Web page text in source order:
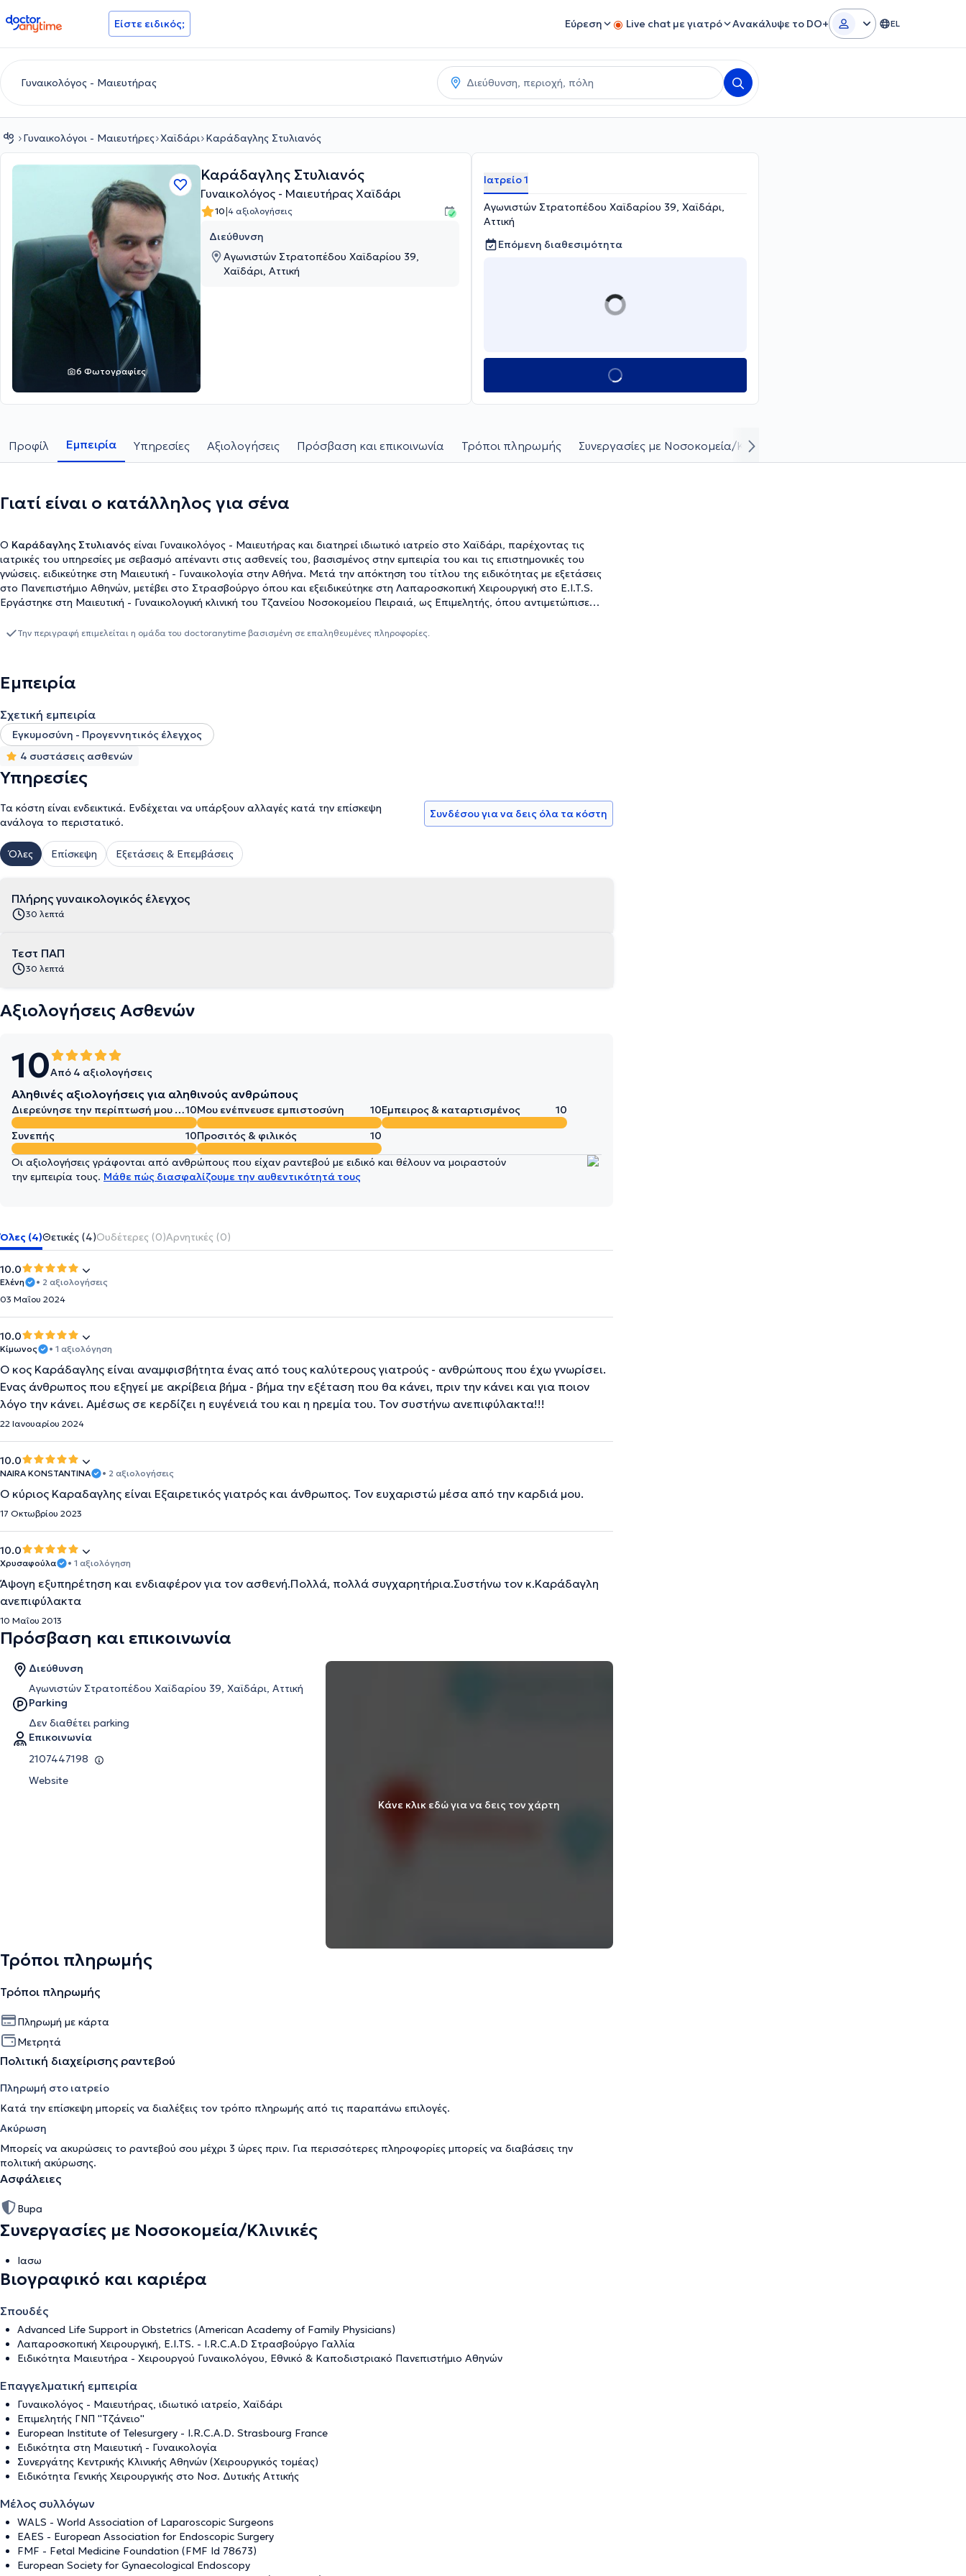
doctoranytime Είστε ειδικός; Εύρεση Live chat με γιατρό Ανακάλυψε το DO+ EL
Γυναικολόγοι - Μαιευτήρες Χαϊδάρι Καράδαγλης Στυλιανός
6 Φωτογραφίες
Καράδαγλης Στυλιανός
Γυναικολόγος - Μαιευτήρας Χαϊδάρι
10|4 αξιολογήσεις
Διεύθυνση
Αγωνιστών Στρατοπέδου Χαϊδαρίου 39,
Χαϊδάρι, Αττική
Ιατρείο 1
Αγωνιστών Στρατοπέδου Χαϊδαρίου 39, Χαϊδάρι,
Αττική
Επόμενη διαθεσιμότητα
Προφίλ Εμπειρία Υπηρεσίες Αξιολογήσεις Πρόσβαση και επικοινωνία Τρόποι πληρωμής Συνεργασίες με Νοσοκομεία/Κλινικές
Γιατί είναι ο κατάλληλος για σένα
Ο Καράδαγλης Στυλιανός είναι Γυναικολόγος - Μαιευτήρας και διατηρεί ιδιωτικό ιατρείο στο Χαϊδάρι, παρέχοντας τις
ιατρικές του υπηρεσίες με σεβασμό απέναντι στις ασθενείς του, βασισμένος στην εμπειρία του και τις επιστημονικές του
γνώσεις. ειδικεύτηκε στη Μαιευτική - Γυναικολογία στην Αθήνα. Μετά την απόκτηση του τίτλου της ειδικότητας με εξετάσεις
στο Πανεπιστήμιο Αθηνών, μετέβει στο Στρασβούργο όπου και εξειδικεύτηκε στη Λαπαροσκοπική Χειρουργική στο E.I.T.S.
Εργάστηκε στη Μαιευτική - Γυναικολογική κλινική του Τζανείου Νοσοκομείου Πειραιά, ως Επιμελητής, όπου αντιμετώπισε
Ιδιαίτερο πεδίο ενδιαφέροντος αποτελούν η παρακολούθηση κυήσεων υψηλού κινδύνου, η παθολογία τραχήλου μήτρας -
σύγχρονων ιατρικών μεθόδων και θεραπειών. Τέλος, ο ιατρός αναλαμβάνει γυναικολογικές επεμβάσεις με ασφάλεια και
αξιοπιστία, προτείνει τις κατάλληλες θεραπευτικές μεθόδους, για κάθε πρόβλημα που μπορεί να αντιμετωπίζει η ασθενής,
Την περιγραφή επιμελείται η ομάδα του doctoranytime βασισμένη σε επαληθευμένες πληροφορίες.
Εμπειρία
Σχετική εμπειρία
Εγκυμοσύνη - Προγεννητικός έλεγχος
4 συστάσεις ασθενών
Υπηρεσίες
Τα κόστη είναι ενδεικτικά. Ενδέχεται να υπάρξουν αλλαγές κατά την επίσκεψη
ανάλογα το περιστατικό.
Συνδέσου για να δεις όλα τα κόστη
Όλες Επίσκεψη Εξετάσεις & Επεμβάσεις
Πλήρης γυναικολογικός έλεγχος
30 λεπτά
Τεστ ΠΑΠ
30 λεπτά
Αξιολογήσεις Ασθενών
10Από 4 αξιολογήσεις
Αληθινές αξιολογήσεις για αληθινούς ανθρώπους
Διερεύνησε την περίπτωσή μου σε βάθος10Μου ενέπνευσε εμπιστοσύνη 10Έμπειρος & καταρτισμένος
10
Συνεπής
10Προσιτός & φιλικός 10
Οι αξιολογήσεις γράφονται από ανθρώπους που είχαν ραντεβού με ειδικό και θέλουν να μοιραστούν
την εμπειρία τους. Μάθε πώς διασφαλίζουμε την αυθεντικότητά τους
Όλες (4)Θετικές (4)Ουδέτερες (0)Αρνητικές (0)
10.0
Ελένη
• 2 αξιολογήσεις
03 Μαΐου 2024
10.0
Κίμωνος • 1 αξιολόγηση
Ο κος Καράδαγλης είναι αναμφισβήτητα ένας από τους καλύτερους γιατρούς - ανθρώπους που έχω γνωρίσει.
Ένας άνθρωπος που εξηγεί με ακρίβεια βήμα - βήμα την εξέταση που θα κάνει, πριν την κάνει και για ποιον
λόγο την κάνει. Αμέσως σε κερδίζει η ευγένειά του και η ηρεμία του. Τον συστήνω ανεπιφύλακτα!!!
22 Ιανουαρίου 2024
10.0
NAIRA ΚONSTANTINA • 2 αξιολογήσεις
Ο κύριος Καραδαγλης είναι Εξαιρετικός γιατρός και άνθρωπος. Τον ευχαριστώ μέσα από την καρδιά μου.
17 Οκτωβρίου 2023
10.0
Χρυσαφούλα • 1 αξιολόγηση
Άψογη εξυπηρέτηση και ενδιαφέρον για τον ασθενή.Πολλά, πολλά συγχαρητήρια.Συστήνω τον κ.Καράδαγλη
ανεπιφύλακτα
10 Μαΐου 2013
Πρόσβαση και επικοινωνία
Διεύθυνση
Αγωνιστών Στρατοπέδου Χαϊδαρίου 39, Χαϊδάρι, Αττική
Parking
Δεν διαθέτει parking
Επικοινωνία
2107447198
Website
Κάνε κλικ εδώ για να δεις τον χάρτη
Τρόποι πληρωμής
Τρόποι πληρωμής
Πληρωμή με κάρτα
Μετρητά
Πολιτική διαχείρισης ραντεβού
Πληρωμή στο ιατρείο
Κατά την επίσκεψη μπορείς να διαλέξεις τον τρόπο πληρωμής από τις παραπάνω επιλογές.
Ακύρωση
Μπορείς να ακυρώσεις το ραντεβού σου μέχρι 3 ώρες πριν. Για περισσότερες πληροφορίες μπορείς να διαβάσεις την
πολιτική ακύρωσης.
Ασφάλειες
Bupa
Συνεργασίες με Νοσοκομεία/Κλινικές
Ιασω
Βιογραφικό και καριέρα
Σπουδές
Advanced Life Support in Obstetrics (American Academy of Family Physicians)
Λαπαροσκοπική Χειρουργική, E.I.TS. - I.R.C.A.D Στρασβούργο Γαλλία
Ειδικότητα Μαιευτήρα - Χειρουργού Γυναικολόγου, Εθνικό & Καποδιστριακό Πανεπιστήμιο Αθηνών
Επαγγελματική εμπειρία
Γυναικολόγος - Μαιευτήρας, ιδιωτικό ιατρείο, Χαϊδάρι
Επιμελητής ΓΝΠ ''Τζάνειο''
European Institute of Telesurgery - I.R.C.A.D. Strasbourg France
Ειδικότητα στη Μαιευτική - Γυναικολογία
Συνεργάτης Κεντρικής Κλινικής Αθηνών (Χειρουργικός τομέας)
Ειδικότητα Γενικής Χειρουργικής στο Νοσ. Δυτικής Αττικής
Μέλος συλλόγων
WALS - World Association of Laparoscopic Surgeons
EAES - European Association for Endoscopic Surgery
FMF - Fetal Medicine Foundation (FMF Id 78673)
European Society for Gynaecological Endoscopy